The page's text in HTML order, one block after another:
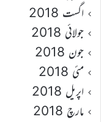
اگست 2018
جولائی 2018
جون 2018
مئی 2018
اپریل 2018
مارچ 2018